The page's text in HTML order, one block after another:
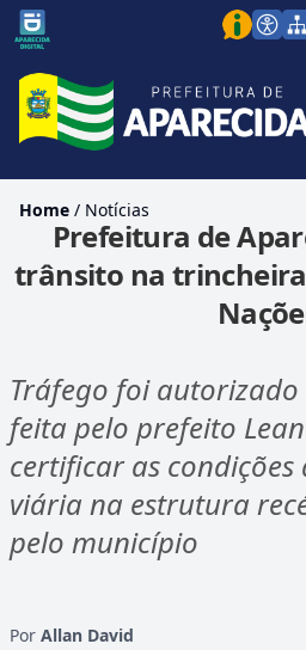
Home / Notícias
Prefeitura de
trânsito na
Tráfego foi
feita pelo prefeito
certificar as condições
viária na estrutura
pelo município
Por Allan David